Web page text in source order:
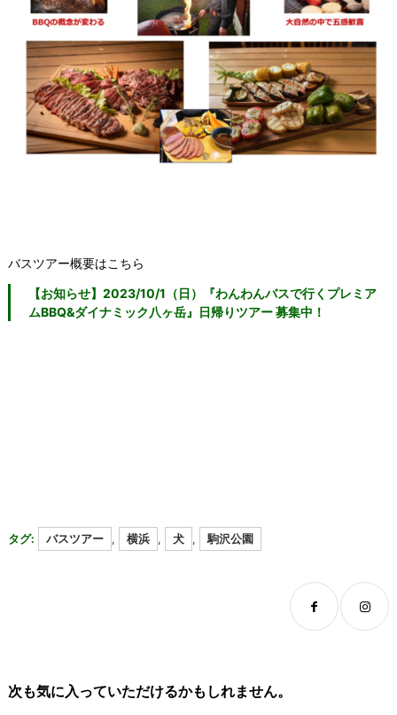
バスツアー概要はこちら
【お知らせ】2023/10/1（日）『わんわんバスで行くプレミア
ムBBQ&ダイナミック八ヶ岳』日帰りツアー 募集中！
タグ: バスツアー , 横浜 , 犬 , 駒沢公園
次も気に入っていただけるかもしれません。